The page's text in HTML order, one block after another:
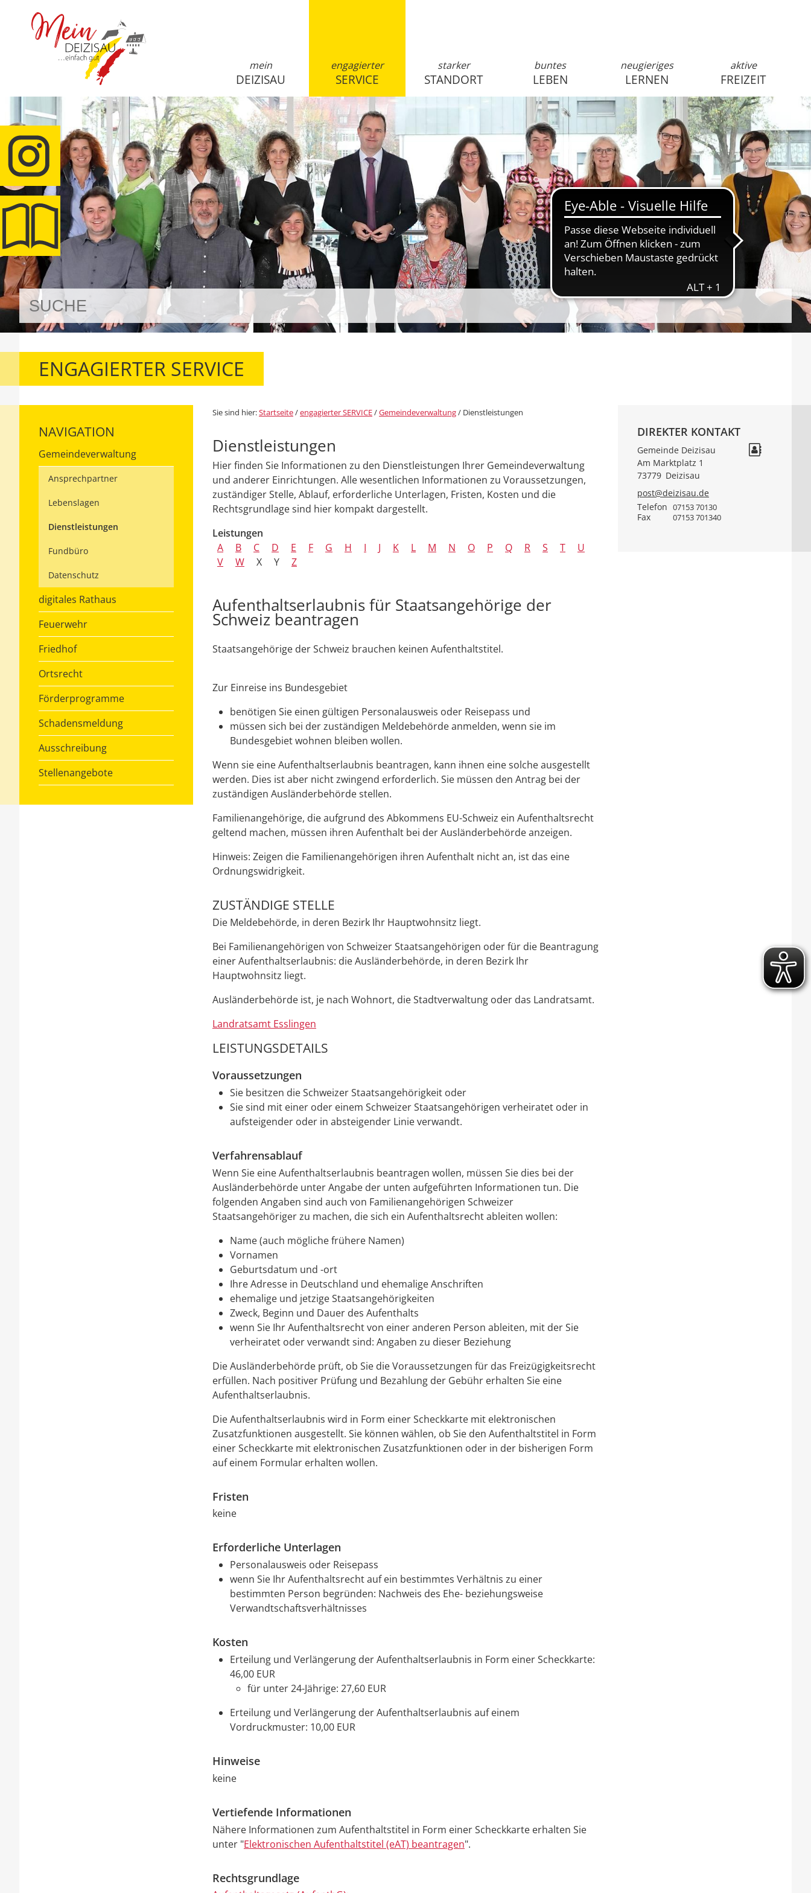
anmelden
mein
DEIZISAU
engagierter
SERVICE
starker
STANDORT
buntes
LEBEN
neugieriges
LERNEN
aktive
FREIZEIT
ENGAGIERTER SERVICE
NAVIGATION
Gemeindeverwaltung
Ansprechpartner
Lebenslagen
Dienstleistungen
Fundbüro
Datenschutz
digitales Rathaus
Feuerwehr
Friedhof
Ortsrecht
Förderprogramme
Schadensmeldung
Ausschreibung
Stellenangebote
Sie sind hier:Startseite/engagierter SERVICE/Gemeindeverwaltung/ Dienstleistungen
Dienstleistungen
Hier finden Sie Informationen zu den Dienstleistungen Ihrer Gemeindeverwaltung
und anderer Einrichtungen. Alle wesentlichen Informationen zu Voraussetzungen,
zuständiger Stelle, Ablauf, erforderliche Unterlagen, Fristen, Kosten und die
Rechtsgrundlage sind hier kompakt dargestellt.
Leistungen
A
B C D E F G H I J K L M N O P Q R S T
U
V
W X Y Z
Aufenthaltserlaubnis für Staatsangehörige der
Schweiz beantragen
Staatsangehörige der Schweiz brauchen keinen Aufenthaltstitel.
Zur Einreise ins Bundesgebiet
benötigen Sie einen gültigen Personalausweis oder Reisepass und
müssen sich bei der zuständigen Meldebehörde anmelden, wenn sie im
Bundesgebiet wohnen bleiben wollen.
Wenn sie eine Aufenthaltserlaubnis beantragen, kann ihnen eine solche ausgestellt
werden. Dies ist aber nicht zwingend erforderlich. Sie müssen den Antrag bei der
zuständigen Ausländerbehörde stellen.
Familienangehörige, die aufgrund des Abkommens EU-Schweiz ein Aufenthaltsrecht
geltend machen, müssen ihren Aufenthalt bei der Ausländerbehörde anzeigen.
Hinweis: Zeigen die Familienangehörigen ihren Aufenthalt nicht an, ist das eine
Ordnungswidrigkeit.
ZUSTÄNDIGE STELLE
Die Meldebehörde, in deren Bezirk Ihr Hauptwohnsitz liegt.
Bei Familienangehörigen von Schweizer Staatsangehörigen oder für die Beantragung
einer Aufenthaltserlaubnis: die Ausländerbehörde, in deren Bezirk Ihr
Hauptwohnsitz liegt.
Ausländerbehörde ist, je nach Wohnort, die Stadtverwaltung oder das Landratsamt.
Landratsamt Esslingen
LEISTUNGSDETAILS
Voraussetzungen
Sie besitzen die Schweizer Staatsangehörigkeit oder
Sie sind mit einer oder einem Schweizer Staatsangehörigen verheiratet oder in
aufsteigender oder in absteigender Linie verwandt.
Verfahrensablauf
Wenn Sie eine Aufenthaltserlaubnis beantragen wollen, müssen Sie dies bei der
Ausländerbehörde unter Angabe der unten aufgeführten Informationen tun. Die
folgenden Angaben sind auch von Familienangehörigen Schweizer
Staatsangehöriger zu machen, die sich ein Aufenthaltsrecht ableiten wollen:
Name (auch mögliche frühere Namen)
Vornamen
Geburtsdatum und -ort
Ihre Adresse in Deutschland und ehemalige Anschriften
ehemalige und jetzige Staatsangehörigkeiten
Zweck, Beginn und Dauer des Aufenthalts
wenn Sie Ihr Aufenthaltsrecht von einer anderen Person ableiten, mit der Sie
verheiratet oder verwandt sind: Angaben zu dieser Beziehung
Die Ausländerbehörde prüft, ob Sie die Voraussetzungen für das Freizügigkeitsrecht
erfüllen. Nach positiver Prüfung und Bezahlung der Gebühr erhalten Sie eine
Aufenthaltserlaubnis.
Die Aufenthaltserlaubnis wird in Form einer Scheckkarte mit elektronischen
Zusatzfunktionen ausgestellt. Sie können wählen, ob Sie den Aufenthaltstitel in Form
einer Scheckkarte mit elektronischen Zusatzfunktionen oder in der bisherigen Form
auf einem Formular erhalten wollen.
Fristen
keine
Erforderliche Unterlagen
Personalausweis oder Reisepass
wenn Sie Ihr Aufenthaltsrecht auf ein bestimmtes Verhältnis zu einer
bestimmten Person begründen: Nachweis des Ehe- beziehungsweise
Verwandtschaftsverhältnisses
Kosten
Erteilung und Verlängerung der Aufenthaltserlaubnis in Form einer Scheckkarte:
46,00 EUR
für unter 24-Jährige: 27,60 EUR
Erteilung und Verlängerung der Aufenthaltserlaubnis auf einem
Vordruckmuster: 10,00 EUR
Hinweise
keine
Vertiefende Informationen
Nähere Informationen zum Aufenthaltstitel in Form einer Scheckkarte erhalten Sie
unter "Elektronischen Aufenthaltstitel (eAT) beantragen".
Rechtsgrundlage
DIREKTER KONTAKT
Gemeinde Deizisau
Am Marktplatz 1
73779 Deizisau
post@deizisau.de
Telefon 07153 70130
Fax 07153 701340